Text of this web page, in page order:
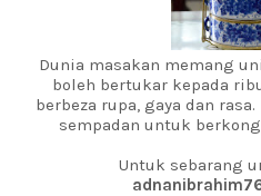
Dunia masakan memang
boleh bertukar kepada
berbeza rupa, gaya dan
sempadan untuk
Untuk sebarang